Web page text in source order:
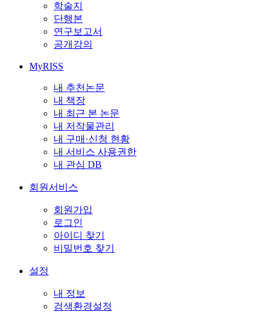
학술지
단행본
연구보고서
공개강의
MyRISS
내 추천논문
내 책장
내 최근 본 논문
내 저작물관리
내 구매·신청 현황
내 서비스 사용권한
내 관심 DB
회원서비스
회원가입
로그인
아이디 찾기
비밀번호 찾기
설정
내 정보
검색환경설정